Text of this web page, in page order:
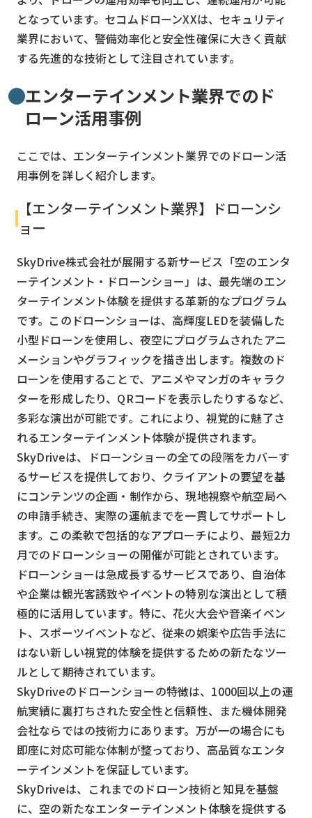
となっています。セコムドローンXXは、セキュリティ
業界において、警備効率化と安全性確保に大きく貢献
する先進的な技術として注目されています。
エンターテインメント業界でのド
ローン活用事例
ここでは、エンターテインメント業界でのドローン活
用事例を詳しく紹介します。
【エンターテインメント業界】ドローンシ
ョー
SkyDrive株式会社が展開する新サービス「空のエンタ
ーテインメント・ドローンショー」は、最先端のエン
ターテインメント体験を提供する革新的なプログラム
です。このドローンショーは、高輝度LEDを装備した
小型ドローンを使用し、夜空にプログラムされたアニ
メーションやグラフィックを描き出します。複数のド
ローンを使用することで、アニメやマンガのキャラク
ターを形成したり、QRコードを表示したりするなど、
多彩な演出が可能です。これにより、視覚的に魅了さ
れるエンターテインメント体験が提供されます。
SkyDriveは、ドローンショーの全ての段階をカバーす
るサービスを提供しており、クライアントの要望を基
にコンテンツの企画・制作から、現地視察や航空局へ
の申請手続き、実際の運航までを一貫してサポートし
ます。この柔軟で包括的なアプローチにより、最短2カ
月でのドローンショーの開催が可能とされています。
ドローンショーは急成長するサービスであり、自治体
や企業は観光客誘致やイベントの特別な演出として積
極的に活用しています。特に、花火大会や音楽イベン
ト、スポーツイベントなど、従来の娯楽や広告手法に
はない新しい視覚的体験を提供するための新たなツー
ルとして期待されています。
SkyDriveのドローンショーの特徴は、1000回以上の運
航実績に裏打ちされた安全性と信頼性、また機体開発
会社ならではの技術力にあります。万が一の場合にも
即座に対応可能な体制が整っており、高品質なエンタ
ーテインメントを保証しています。
SkyDriveは、これまでのドローン技術と知見を基盤
に、空の新たなエンターテインメント体験を提供する